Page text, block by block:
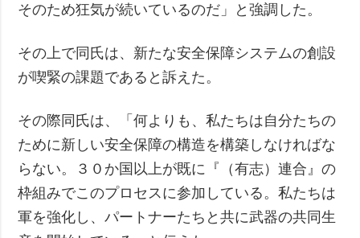
そのため狂気が続いているのだ」と強調した。
その上で同氏は、新たな安全保障システムの創設
が喫緊の課題であると訴えた。
その際同氏は、「何よりも、私たちは自分たちの
ために新しい安全保障の構造を構築しなければな
らない。３０か国以上が既に『（有志）連合』の
枠組みでこのプロセスに参加している。私たちは
軍を強化し、パートナーたちと共に武器の共同生